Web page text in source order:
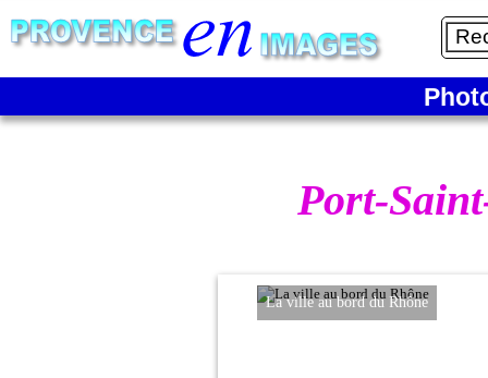
Port-
La ville au bord du Rhône